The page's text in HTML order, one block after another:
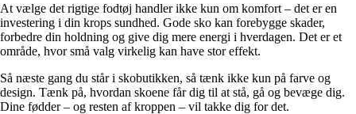
At vælge det rigtige fodtøj handler ikke kun om komfort – det er en
investering i din krops sundhed. Gode sko kan forebygge skader,
forbedre din holdning og give dig mere energi i hverdagen. Det er et
område, hvor små valg virkelig kan have stor effekt.
Så næste gang du står i skobutikken, så tænk ikke kun på farve og
design. Tænk på, hvordan skoene får dig til at stå, gå og bevæge dig.
Dine fødder – og resten af kroppen – vil takke dig for det.